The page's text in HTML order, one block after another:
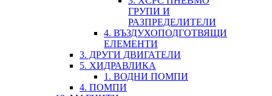
ГРУПИ И
РАЗПРЕДЕЛИТЕЛИ
4. ВЪЗДУХОПОДГОТВЯЩИ
ЕЛЕМЕНТИ
3. ДРУГИ ДВИГАТЕЛИ
5. ХИДРАВЛИКА
1. ВОДНИ ПОМПИ
4. ПОМПИ